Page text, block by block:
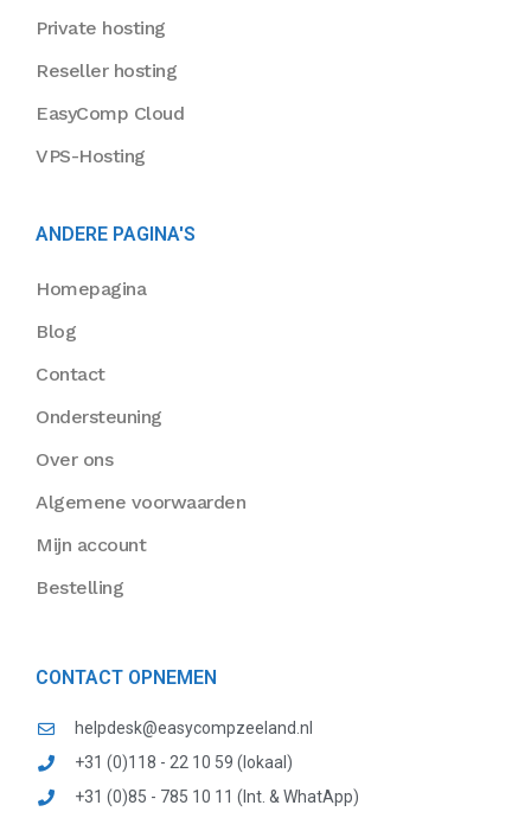
Private hosting
Reseller hosting
EasyComp Cloud
VPS-Hosting
ANDERE PAGINA'S
Homepagina
Blog
Contact
Ondersteuning
Over ons
Algemene voorwaarden
Mijn account
Bestelling
CONTACT OPNEMEN
helpdesk@easycompzeeland.nl
+31 (0)118 - 22 10 59 (lokaal)
+31 (0)85 - 785 10 11 (Int. & WhatApp)